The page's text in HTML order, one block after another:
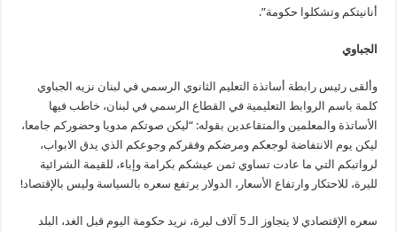
أنانيتكم وتشكلوا حكومة”.
الجباوي
وألقى رئيس رابطة أساتذة التعليم الثانوي الرسمي في لبنان نزيه الجباوي
كلمة باسم الروابط التعليمية في القطاع الرسمي في لبنان، خاطب فيها
الأساتذة والمعلمين والمتقاعدين بقوله: “ليكن صوتكم مدويا وحضوركم جامعا،
ليكن يوم الانتفاضة لوجعكم ومرضكم وفقركم وجوعكم الذي يدق الابواب،
لرواتبكم التي ما عادت تساوي ثمن عيشكم بكرامة وإباء، للقيمة الشرائية
لليرة، للاحتكار وارتفاع الأسعار، الدولار يرتفع سعره بالسياسة وليس بالإقتصاد!
سعره الإقتصادي لا يتجاوز الـ 5 آلاف ليرة، نريد حكومة اليوم قبل الغد، البلد